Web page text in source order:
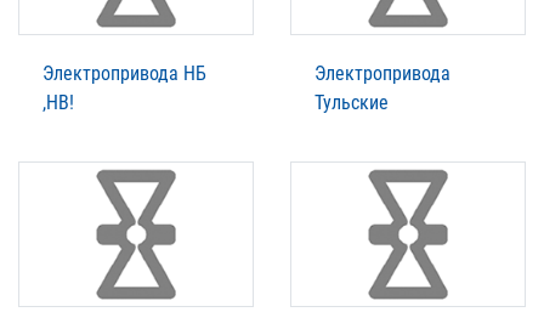
Электропривода НБ
,НВ!
Электропривода
Тульские